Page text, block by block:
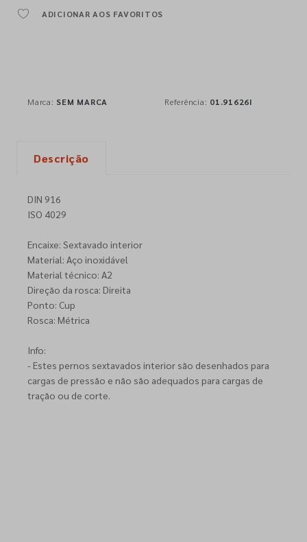
ADICIONAR AOS FAVORITOS
Marca: SEM MARCA Referência: 01.91626I
Descrição
DIN 916
ISO 4029
Encaixe: Sextavado interior
Material: Aço inoxidável
Material técnico: A2
Direção da rosca: Direita
Ponto: Cup
Rosca: Métrica
Info:
- Estes pernos sextavados interior são desenhados para
cargas de pressão e não são adequados para cargas de
tração ou de corte.